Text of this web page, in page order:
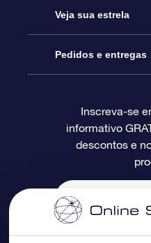
Entre em contato
Blog
Avaliações
Presente estrelar on-
Pacote de presente
O cartão de
Presentes corporativos
Veja sua estrela
Star Register
Página estelar
Um Milhão de Estrelas
OSR Starsaver
Pedidos e entregas
Informações de
Política de devolução
Inscreva-se
informativo
descontos e